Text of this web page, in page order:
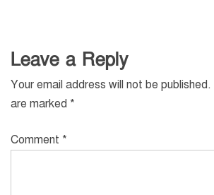
Leave a Reply
Your email address will not be published.
are marked *
Comment *